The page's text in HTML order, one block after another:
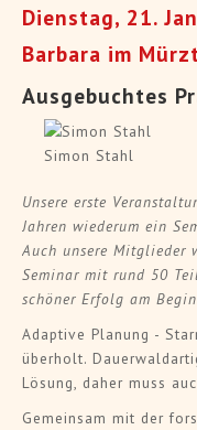
Dienstag, 21.
Barbara im
Ausgebuchtes
Simon Stahl
Unsere erste
Jahren wiederum ein
Auch unsere Mitglieder
Seminar mit rund 50
schöner Erfolg am
Adaptive Planung -
überholt.
Lösung, daher muss
Gemeinsam mit der